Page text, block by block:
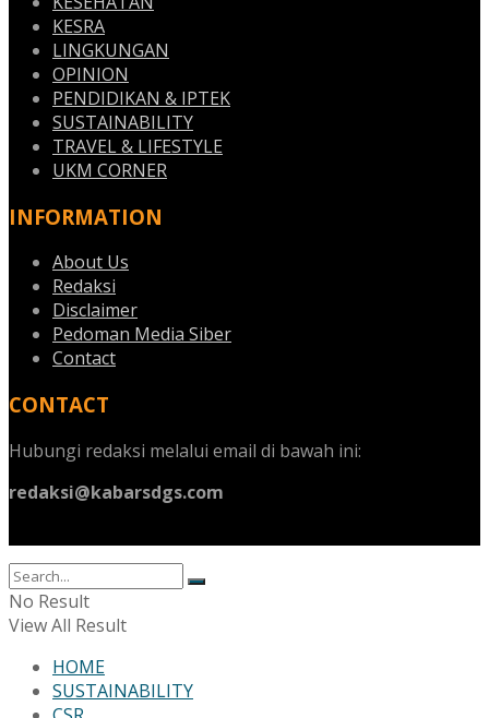
KESRA
LINGKUNGAN
OPINION
PENDIDIKAN & IPTEK
SUSTAINABILITY
TRAVEL & LIFESTYLE
UKM CORNER
INFORMATION
About Us
Redaksi
Disclaimer
Pedoman Media Siber
Contact
CONTACT
Hubungi redaksi melalui email di bawah ini:
redaksi@kabarsdgs.com
No Result
View All Result
HOME
SUSTAINABILITY